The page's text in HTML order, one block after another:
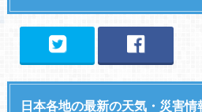
日本各地の最新の天気・災害情